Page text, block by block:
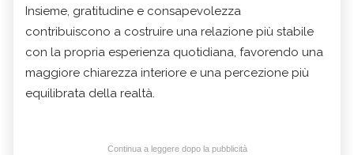
Insieme, gratitudine e consapevolezza
contribuiscono a costruire una relazione più stabile
con la propria esperienza quotidiana, favorendo una
maggiore chiarezza interiore e una percezione più
equilibrata della realtà.
Continua a leggere dopo la pubblicità